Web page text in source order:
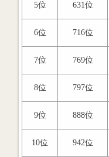
5位 631位
6位 716位
7位 769位
8位 797位
9位 888位
10位 942位